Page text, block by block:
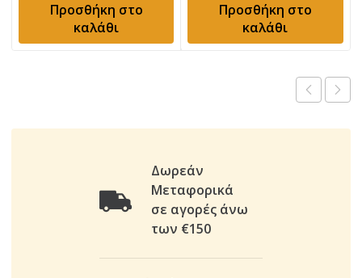
Προσθήκη στο
καλάθι
Προσθήκη στο
καλάθι
Δωρεάν
Μεταφορικά
σε αγορές άνω
των €150